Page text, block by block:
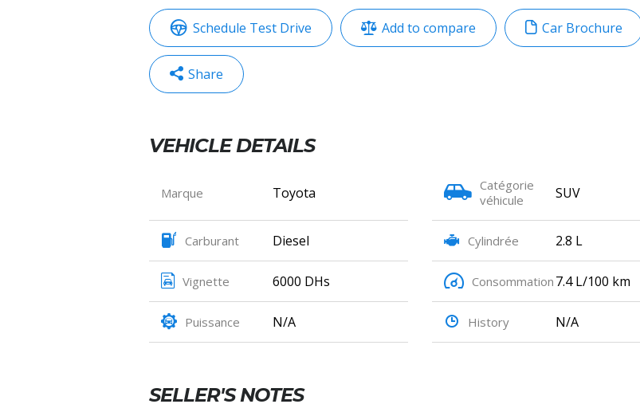
Schedule Test Drive Add to compare Car Brochure
Share
WhatsApp
Messenger
Telegram
Copy
Link
Partager
VEHICLE DETAILS
Marque Toyota
Catégorie
véhicule
SUV
Carburant Diesel Cylindrée 2.8 L
Vignette 6000 DHs Consommation 7.4 L/100 km
Puissance N/A History N/A
SELLER'S NOTES